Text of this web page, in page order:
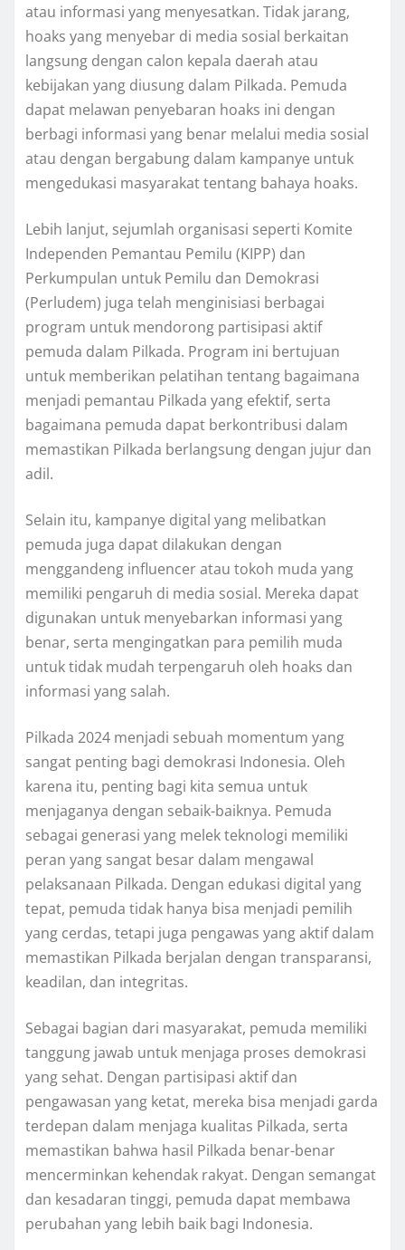
atau informasi yang menyesatkan. Tidak jarang,
hoaks yang menyebar di media sosial berkaitan
langsung dengan calon kepala daerah atau
kebijakan yang diusung dalam Pilkada. Pemuda
dapat melawan penyebaran hoaks ini dengan
berbagi informasi yang benar melalui media sosial
atau dengan bergabung dalam kampanye untuk
mengedukasi masyarakat tentang bahaya hoaks.
Lebih lanjut, sejumlah organisasi seperti Komite
Independen Pemantau Pemilu (KIPP) dan
Perkumpulan untuk Pemilu dan Demokrasi
(Perludem) juga telah menginisiasi berbagai
program untuk mendorong partisipasi aktif
pemuda dalam Pilkada. Program ini bertujuan
untuk memberikan pelatihan tentang bagaimana
menjadi pemantau Pilkada yang efektif, serta
bagaimana pemuda dapat berkontribusi dalam
memastikan Pilkada berlangsung dengan jujur dan
adil.
Selain itu, kampanye digital yang melibatkan
pemuda juga dapat dilakukan dengan
menggandeng influencer atau tokoh muda yang
memiliki pengaruh di media sosial. Mereka dapat
digunakan untuk menyebarkan informasi yang
benar, serta mengingatkan para pemilih muda
untuk tidak mudah terpengaruh oleh hoaks dan
informasi yang salah.
Pilkada 2024 menjadi sebuah momentum yang
sangat penting bagi demokrasi Indonesia. Oleh
karena itu, penting bagi kita semua untuk
menjaganya dengan sebaik-baiknya. Pemuda
sebagai generasi yang melek teknologi memiliki
peran yang sangat besar dalam mengawal
pelaksanaan Pilkada. Dengan edukasi digital yang
tepat, pemuda tidak hanya bisa menjadi pemilih
yang cerdas, tetapi juga pengawas yang aktif dalam
memastikan Pilkada berjalan dengan transparansi,
keadilan, dan integritas.
Sebagai bagian dari masyarakat, pemuda memiliki
tanggung jawab untuk menjaga proses demokrasi
yang sehat. Dengan partisipasi aktif dan
pengawasan yang ketat, mereka bisa menjadi garda
terdepan dalam menjaga kualitas Pilkada, serta
memastikan bahwa hasil Pilkada benar-benar
mencerminkan kehendak rakyat. Dengan semangat
dan kesadaran tinggi, pemuda dapat membawa
perubahan yang lebih baik bagi Indonesia.